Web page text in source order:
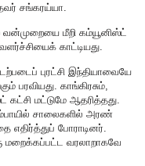
சங்கரய்யா.
வன்முறையை மீறி கம்யூனிஸ்ட்
காட்டியது.
புரட்சி இந்தியாவையே
பரவியது. காங்கிரசும்,
கட்சி மட்டுமே ஆதரித்தது.
சாலைகளில் அரண்
போராடினர்.
மறைக்கப்பட்ட வரலாறாகவே